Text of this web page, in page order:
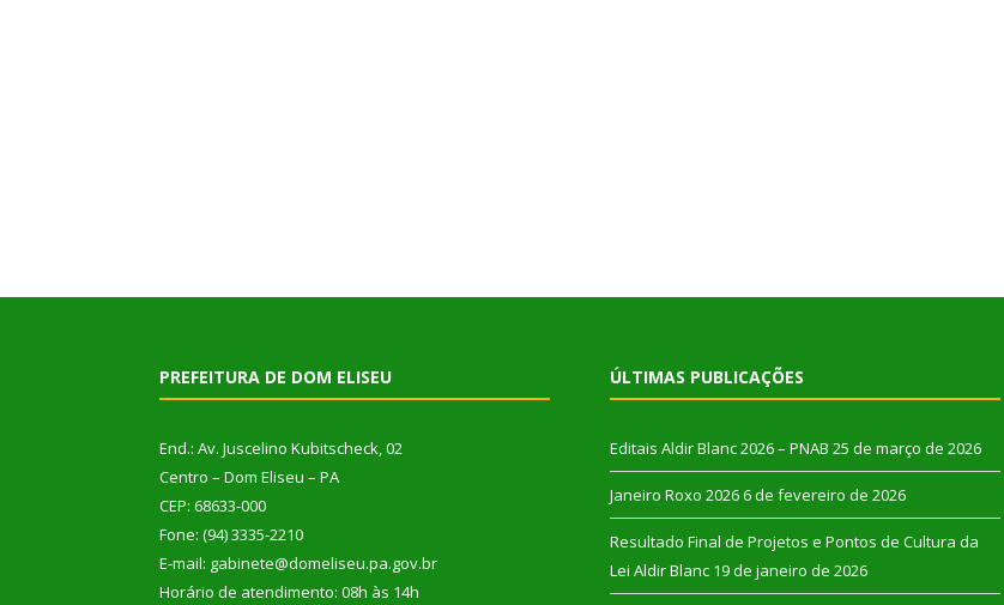
PREFEITURA DE DOM ELISEU
End.: Av. Juscelino Kubitscheck, 02
Centro – Dom Eliseu – PA
CEP: 68633-000
Fone: (94) 3335-2210
E-mail: gabinete@domeliseu.pa.gov.br
Horário de atendimento: 08h às 14h
ÚLTIMAS PUBLICAÇÕES
Editais Aldir Blanc 2026 – PNAB 25 de março de 2026
Janeiro Roxo 2026 6 de fevereiro de 2026
Resultado Final de Projetos e Pontos de Cultura da
Lei Aldir Blanc 19 de janeiro de 2026